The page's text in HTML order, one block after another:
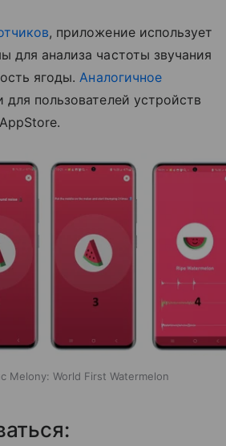
, приложение использует
для анализа частоты звучания
ягоды.Аналогичное
пользователей устройств
Melony: World First Watermelon